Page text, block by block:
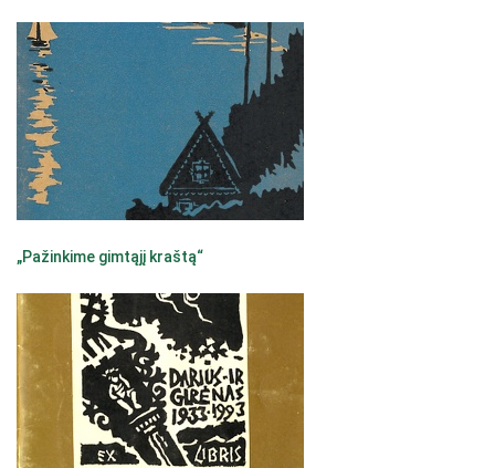
„Pažinkime gimtąjį kraštą“